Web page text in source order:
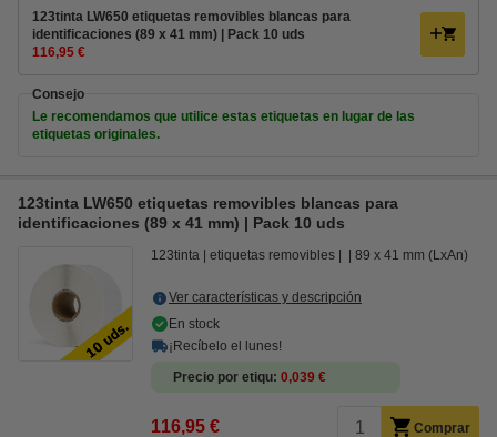
123tinta LW650 etiquetas removibles blancas para
identificaciones (89 x 41 mm) | Pack 10 uds
116,95 €
Consejo
Le recomendamos que utilice estas etiquetas en lugar de las
etiquetas originales.
123tinta LW650 etiquetas removibles blancas para
identificaciones (89 x 41 mm) | Pack 10 uds
123tinta etiquetas removibles 89 x 41 mm (LxAn)
Ver características y descripción
En stock
¡Recíbelo el lunes!
Precio por etiqu 0,039 €
116,95 € Comprar